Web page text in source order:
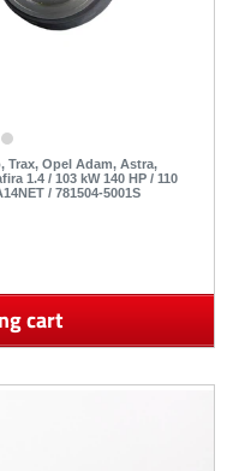
Trax, Opel Adam, Astra,
1.4 / 103 kW 140 HP / 110
/ 781504-5001S
cart